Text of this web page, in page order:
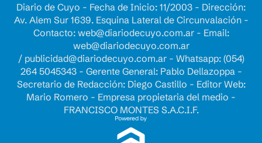
Diario de Cuyo - Fecha de Inicio: 11/2003 - Dirección:
Av. Alem Sur 1639. Esquina Lateral de Circunvalación -
Contacto: web@diariodecuyo.com.ar- Email:
web@diariodecuyo.com.ar
/ publicidad@diariodecuyo.com.ar- Whatsapp: (054)
264 5045343 - Gerente General: Pablo Dellazoppa -
Secretario de Redacción: Diego Castillo - Editor Web:
Mario Romero - Empresa propietaria del medio -
FRANCISCO MONTES S.A.C.I.F.